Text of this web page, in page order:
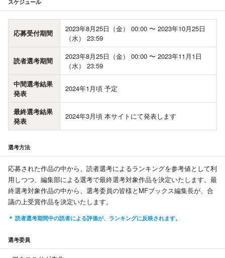
スケジュール
応募受付期間
2023年8月25日（金） 00:00 〜 2023年10月25日
（水） 23:59
読者選考期間
2023年8月25日（金） 00:00 〜 2023年11月1日
（水） 23:59
中間選考結果
発表
2024年1月頃 予定
最終選考結果
発表
2024年3月頃 本サイトにて発表します
選考方法
応募された作品の中から、読者選考によるランキングを参考値として利
用しつつ、編集部による選考で最終選考対象作品を決定いたします。最
終選考対象作品の中から、選考委員の皆様とMFブックス編集長が、合
議の上受賞作品を決定いたします。
読者選考期間中の読者による評価が、ランキングに反映されます。
選考委員